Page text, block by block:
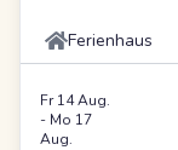
Ferienhaus
Fr 14 Aug.
- Mo 17
Aug.